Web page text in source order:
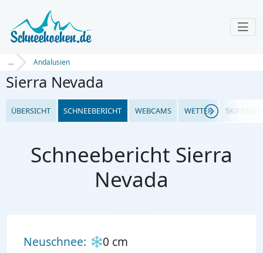
... Andalusien
Sierra Nevada
ÜBERSICHT SCHNEEBERICHT WEBCAMS WETTER
Schneebericht Sierra
Nevada
Neuschnee: 0 cm